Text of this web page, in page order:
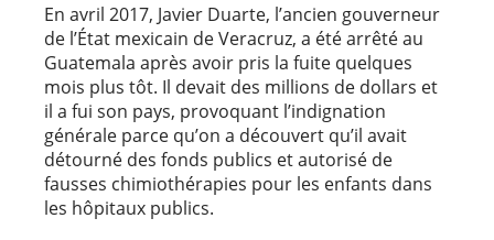
En avril 2017, Javier Duarte, l’ancien gouverneur
de l’État mexicain de Veracruz, a été arrêté au
Guatemala après avoir pris la fuite quelques
mois plus tôt. Il devait des millions de dollars et
il a fui son pays, provoquant l’indignation
générale parce qu’on a découvert qu’il avait
détourné des fonds publics et autorisé de
fausses chimiothérapies pour les enfants dans
les hôpitaux publics.